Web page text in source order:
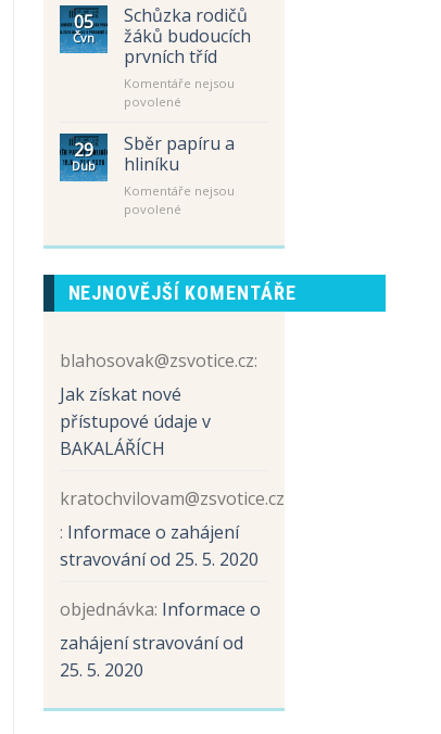
s
názvem
Schůzka
rodičů
žáků
budoucích
tříd
05
Čvn
Schůzka rodičů
žáků budoucích
prvních tříd
Komentáře nejsou
povolenéu
s
názvem
rodičů
žáků
prvních
29
Dub
Sběr papíru a
hliníku
Komentáře nejsou
povolenéu
s
Sběr
papíru
NEJNOVĚJŠÍ KOMENTÁŘE
blahosovak@zsvotice.cz:
Jak získat nové
přístupové údaje v
BAKALÁŘÍCH
kratochvilovam@zsvotice.cz
: Informace o zahájení
stravování od 25. 5. 2020
objednávka: Informace o
zahájení stravování od
25. 5. 2020